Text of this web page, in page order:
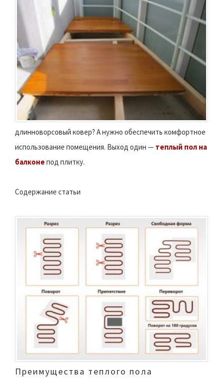
длинноворсовый ковер? А нужно обеспечить комфортное
использование помещения. Выход один — теплый пол на
балконепод плитку.
Содержание статьи
Преимущества теплого пола